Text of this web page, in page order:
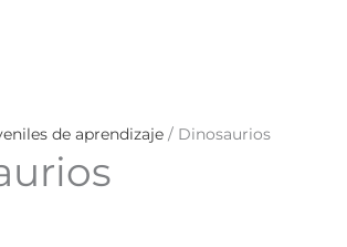
de aprendizaje / Dinosaurios